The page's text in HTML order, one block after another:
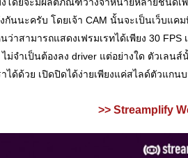
นะครับ โดยเจ้า CAM นั้นจะเป็นเว็บแค
ว่าสามารถแสดงเฟรมเรทได้เพียง 30 FPS
ม่จำเป็นต้องลง driver แต่อย่างใด ตัวเล
ได้ด้วย เปิดปิดได้ง่ายเพียงแค่สไลด์ตัวแกน
>> Streamplify